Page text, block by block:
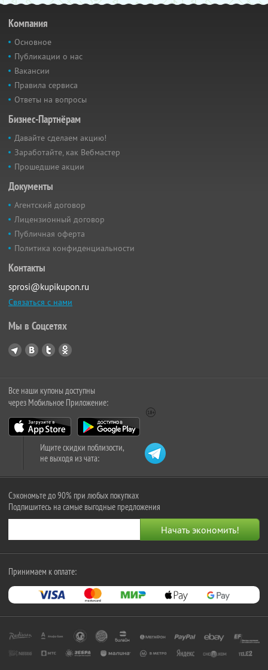
Компания
Основное
Публикации о нас
Вакансии
Правила сервиса
Ответы на вопросы
Бизнес-Партнёрам
Давайте сделаем акцию!
Заработайте, как Вебмастер
Прошедшие акции
Документы
Агентский договор
Лицензионный договор
Публичная оферта
Политика конфиденциальности
Контакты
sprosi@kupikupon.ru
Связаться с нами
Мы в Соцсетях
Все наши купоны доступны
через Мобильное Приложение:
Ищите скидки поблизости,
не выходя из чата:
Сэкономьте до 90% при любых покупках
Подпишитесь на самые выгодные предложения
Принимаем к оплате: